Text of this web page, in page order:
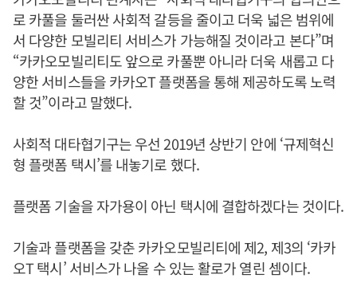
로 카풀을 둘러싼 사회적 갈등을 줄이고 더욱 넓은 범위에
서 다양한 모빌리티 서비스가 가능해질 것이라고 본다”며
“카카오모빌리티도 앞으로 카풀뿐 아니라 더욱 새롭고 다
양한 서비스들을 카카오T 플랫폼을 통해 제공하도록 노력
할 것”이라고 말했다.
사회적 대타협기구는 우선 2019년 상반기 안에 ‘규제혁신
형 플랫폼 택시’를 내놓기로 했다.
플랫폼 기술을 자가용이 아닌 택시에 결합하겠다는 것이다.
기술과 플랫폼을 갖춘 카카오모빌리티에 제2, 제3의 ‘카카
오T 택시’ 서비스가 나올 수 있는 활로가 열린 셈이다.